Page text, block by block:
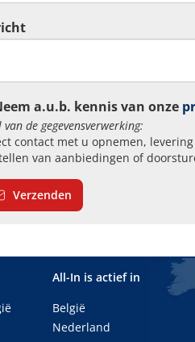
a.u.b. kennis van onze
van de gegevensverwerking:
contact met u opnemen,
van aanbiedingen of
Verzenden
All-In is actief in
België
Nederland